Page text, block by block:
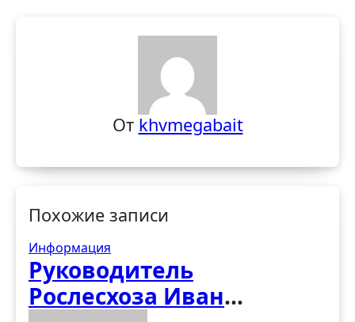
От khvmegabait
Похожие записи
Информация
Руководитель
Рослесхоза Иван